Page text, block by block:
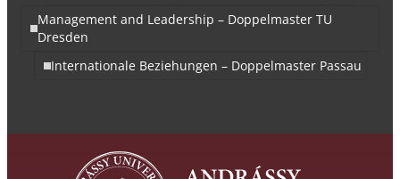
Management and Leadership – Doppelmaster TU
Dresden
Internationale Beziehungen – Doppelmaster Passau